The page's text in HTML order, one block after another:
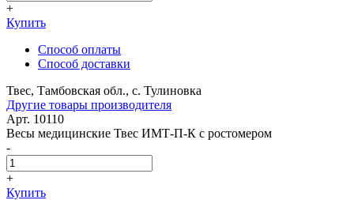
+
Купить
Способ оплаты
Способ доставки
Твес, Тамбовская обл., с. Тулиновка
Другие товары производителя
Арт. 10110
Весы медицинские Твес ИМТ-П-К с ростомером
-
+
Купить